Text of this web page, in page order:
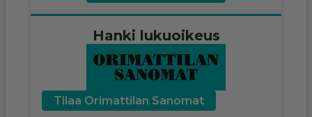
Hanki lukuoikeus
Tilaa Orimattilan Sanomat